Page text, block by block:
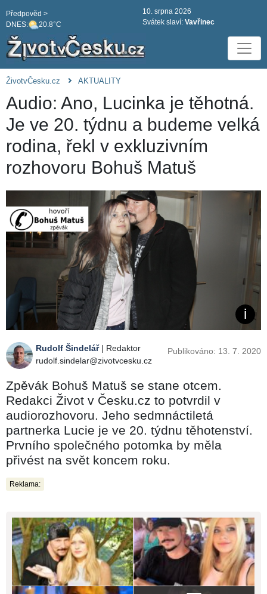
DNES: 20.8°C
Předpověd >
10. srpna 2026
Svátek slaví: Vavřinec
ŽivotvČesku.cz AKTUALITY
Audio: Ano, Lucinka je těhotná.
Je ve 20. týdnu a budeme velká
rodina, řekl v exkluzivním
rozhovoru Bohuš Matuš
Rudolf Šindelář| Redaktor
rudolf.sindelar@zivotvcesku.cz
Publikováno: 13. 7. 2020
Zpěvák Bohuš Matuš se stane otcem.
Redakci Život v Česku.cz to potvrdil v
audiorozhovoru. Jeho sedmnáctiletá
partnerka Lucie je ve 20. týdnu těhotenství.
Prvního společného potomka by měla
přivést na svět koncem roku.
Reklama: